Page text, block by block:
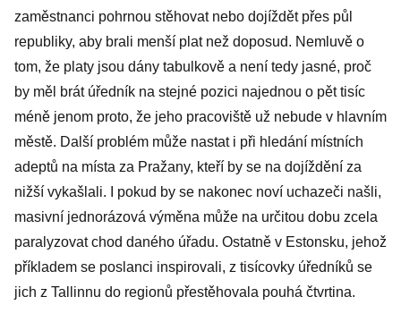
zaměstnanci pohrnou stěhovat nebo dojíždět přes půl
republiky, aby brali menší plat než doposud. Nemluvě o
tom, že platy jsou dány tabulkově a není tedy jasné, proč
by měl brát úředník na stejné pozici najednou o pět tisíc
méně jenom proto, že jeho pracoviště už nebude v hlavním
městě. Další problém může nastat i při hledání místních
adeptů na místa za Pražany, kteří by se na dojíždění za
nižší vykašlali. I pokud by se nakonec noví uchazeči našli,
masivní jednorázová výměna může na určitou dobu zcela
paralyzovat chod daného úřadu. Ostatně v Estonsku, jehož
příkladem se poslanci inspirovali, z tisícovky úředníků se
jich z Tallinnu do regionů přestěhovala pouhá čtvrtina.